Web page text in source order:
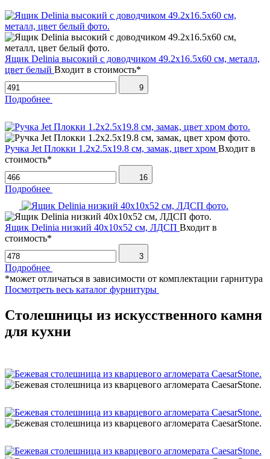
Ящик Delinia высокий с доводчиком 49.2х16.5х60 см, металл,
цвет белый Входит в стоимость*
9
Подробнее
Ручка Jet Плокки 1.2х2.5х19.8 см, замак, цвет хром Входит в
стоимость*
16
Подробнее
Ящик Delinia низкий 40х10х52 см, ЛДСП Входит в
стоимость*
3
Подробнее
*может отличаться в зависимости от комплектации гарнитура
Посмотреть весь каталог фурнитуры
Столешницы из искусственного камня
для кухни